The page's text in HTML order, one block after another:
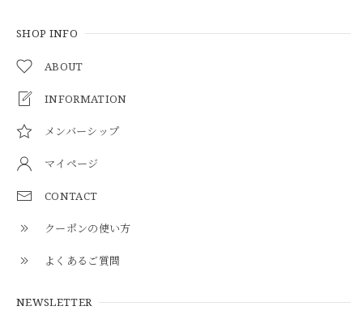
SHOP INFO
ABOUT
INFORMATION
メンバーシップ
マイページ
CONTACT
クーポンの使い方
よくあるご質問
NEWSLETTER